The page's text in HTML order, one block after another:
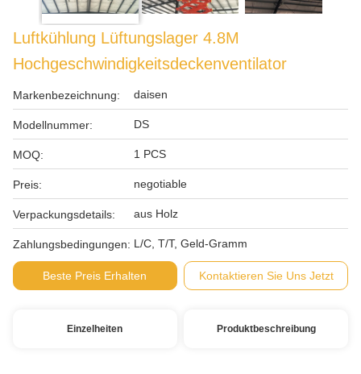
Luftkühlung Lüftungslager 4.8M
Hochgeschwindigkeitsdeckenventilator
Markenbezeichnung: daisen
Modellnummer: DS
MOQ: 1 PCS
Preis: negotiable
Verpackungsdetails: aus Holz
Zahlungsbedingungen: L/C, T/T, Geld-Gramm
Beste Preis Erhalten Kontaktieren Sie Uns Jetzt
Einzelheiten Produktbeschreibung